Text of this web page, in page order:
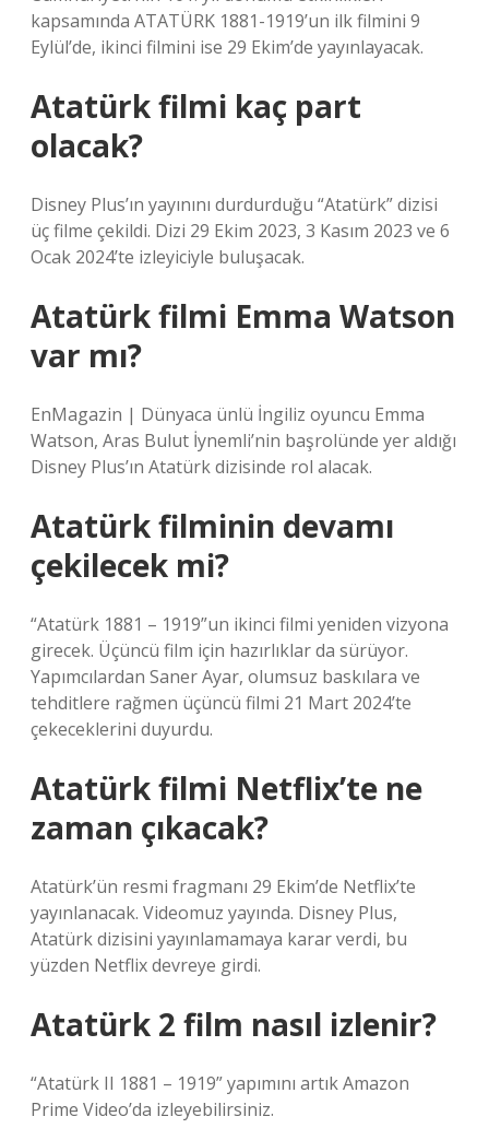
kapsamında ATATÜRK 1881-1919’un ilk filmini 9
Eylül’de, ikinci filmini ise 29 Ekim’de yayınlayacak.
Atatürk filmi kaç part
olacak?
Disney Plus’ın yayınını durdurduğu “Atatürk” dizisi
üç filme çekildi. Dizi 29 Ekim 2023, 3 Kasım 2023 ve 6
Ocak 2024’te izleyiciyle buluşacak.
Atatürk filmi Emma Watson
var mı?
EnMagazin | Dünyaca ünlü İngiliz oyuncu Emma
Watson, Aras Bulut İynemli’nin başrolünde yer aldığı
Disney Plus’ın Atatürk dizisinde rol alacak.
Atatürk filminin devamı
çekilecek mi?
“Atatürk 1881 – 1919”un ikinci filmi yeniden vizyona
girecek. Üçüncü film için hazırlıklar da sürüyor.
Yapımcılardan Saner Ayar, olumsuz baskılara ve
tehditlere rağmen üçüncü filmi 21 Mart 2024’te
çekeceklerini duyurdu.
Atatürk filmi Netflix’te ne
zaman çıkacak?
Atatürk’ün resmi fragmanı 29 Ekim’de Netflix’te
yayınlanacak. Videomuz yayında. Disney Plus,
Atatürk dizisini yayınlamamaya karar verdi, bu
yüzden Netflix devreye girdi.
Atatürk 2 film nasıl izlenir?
“Atatürk II 1881 – 1919” yapımını artık Amazon
Prime Video’da izleyebilirsiniz.